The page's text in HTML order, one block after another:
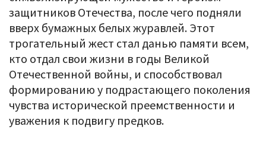
защитников Отечества, после чего подняли
вверх бумажных белых журавлей. Этот
трогательный жест стал данью памяти всем,
кто отдал свои жизни в годы Великой
Отечественной войны, и способствовал
формированию у подрастающего поколения
чувства исторической преемственности и
уважения к подвигу предков.